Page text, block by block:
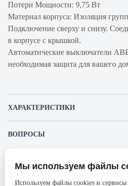
Потери Мощности: 9,75 Вт
Материал корпуса: Изоляция
Подключение сверху и снизу.
в корпусе с крышкой.
Автоматические выключатели
необходимая защита для вашего
ХАРАКТЕРИСТИКИ
Производитель
ВОПРОСЫ
Представленные изображения и характеристики
Мы используем файлы
Используем файлы cookies и сервисы